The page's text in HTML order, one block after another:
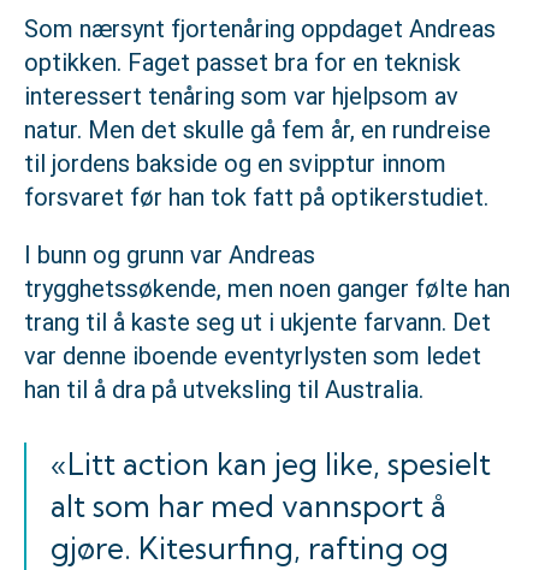
Som nærsynt fjortenåring oppdaget Andreas
optikken. Faget passet bra for en teknisk
interessert tenåring som var hjelpsom av
natur. Men det skulle gå fem år, en rundreise
til jordens bakside og en svipptur innom
forsvaret før han tok fatt på optikerstudiet.
I bunn og grunn var Andreas
trygghetssøkende, men noen ganger følte han
trang til å kaste seg ut i ukjente farvann. Det
var denne iboende eventyrlysten som ledet
han til å dra på utveksling til Australia.
«Litt action kan jeg like, spesielt
alt som har med vannsport å
gjøre. Kitesurfing, rafting og